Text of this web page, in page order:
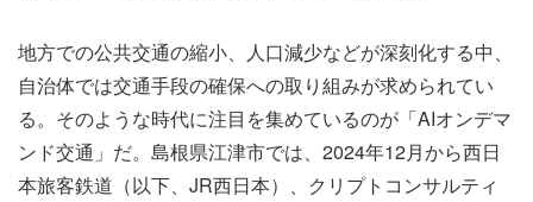
地方での公共交通の縮小、人口減少などが深刻化する中、
自治体では交通手段の確保への取り組みが求められてい
る。そのような時代に注目を集めているのが「AIオンデマ
ンド交通」だ。島根県江津市では、2024年12月から西日
本旅客鉄道（以下、JR西日本）、クリプトコンサルティ